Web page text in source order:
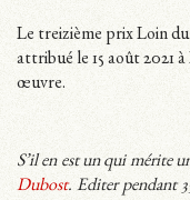
Le treizième prix Loin
attribué le 15 août 2021
œuvre.
S’il en est un qui mérite
Dubost. Editer pendant